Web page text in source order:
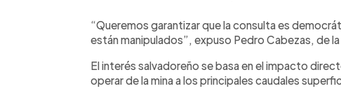
“Queremos garantizar que la consulta es
están manipulados”, expuso Pedro Cabezas, de la
El interés salvadoreño se basa en el impacto
operar de la mina a los principales caudales